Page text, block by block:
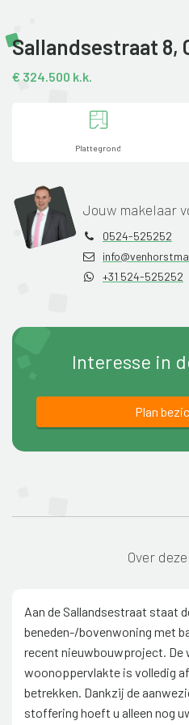
Sallandsestraat 8,
€ 324.500 k.k.
Plattegrond
Jouw makelaar
0524-525252
+31 524-525252
Interesse in
Plan
Over
Aan de Sallandsestraat staat
beneden-/bovenwoning met
recent nieuwbouwproject. De
woonoppervlakte is volledig
betrekken. Dankzij de
stoffering hoeft u alleen nog